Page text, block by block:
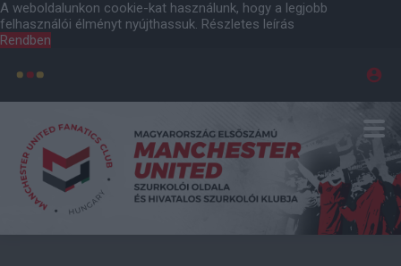
A weboldalunkon cookie-kat használunk, hogy a legjobb
felhasználói élményt nyújthassuk. Részletes leírás
Rendben